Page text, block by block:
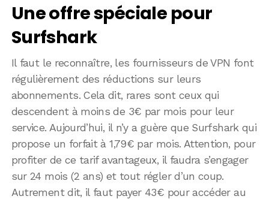
Une offre spéciale pour
Surfshark
Il faut le reconnaître, les fournisseurs de VPN font
régulièrement des réductions sur leurs
abonnements. Cela dit, rares sont ceux qui
descendent à moins de 3€ par mois pour leur
service. Aujourd’hui, il n’y a guère que Surfshark qui
propose un forfait à 1,79€ par mois. Attention, pour
profiter de ce tarif avantageux, il faudra s’engager
sur 24 mois (2 ans) et tout régler d’un coup.
Autrement dit, il faut payer 43€ pour accéder au